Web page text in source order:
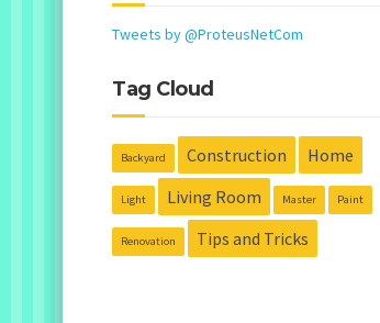
Tweets by @ProteusNetCom
Tag Cloud
Backyard Construction Home
Light Living Room Master Paint
Renovation Tips and Tricks